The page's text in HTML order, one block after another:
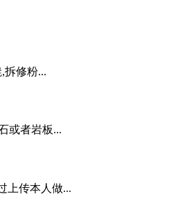
拆修粉...
或者岩板...
上传本人做...